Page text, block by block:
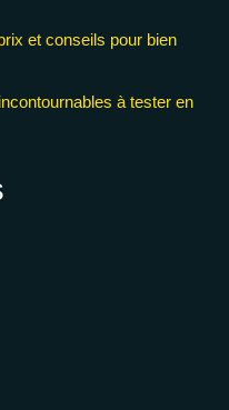
et conseils pour bien
à tester en